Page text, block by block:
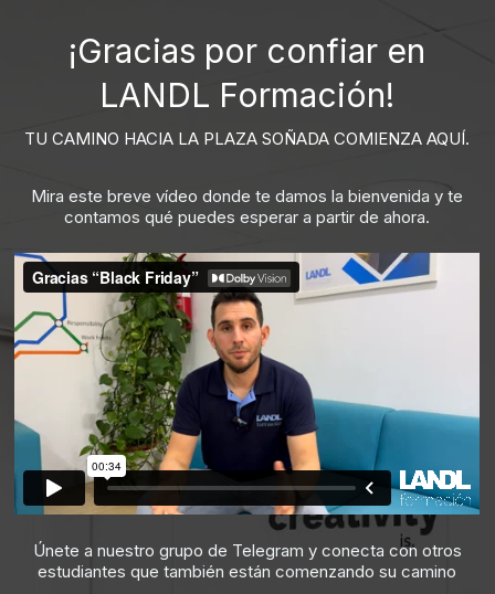
¡Gracias por confiar en
LANDL Formación!
TU CAMINO HACIA LA PLAZA SOÑADA COMIENZA AQUÍ.
Mira este breve vídeo donde te damos la bienvenida y te
contamos qué puedes esperar a partir de ahora.
Únete a nuestro grupo de Telegram y conecta con otros
estudiantes que también están comenzando su camino